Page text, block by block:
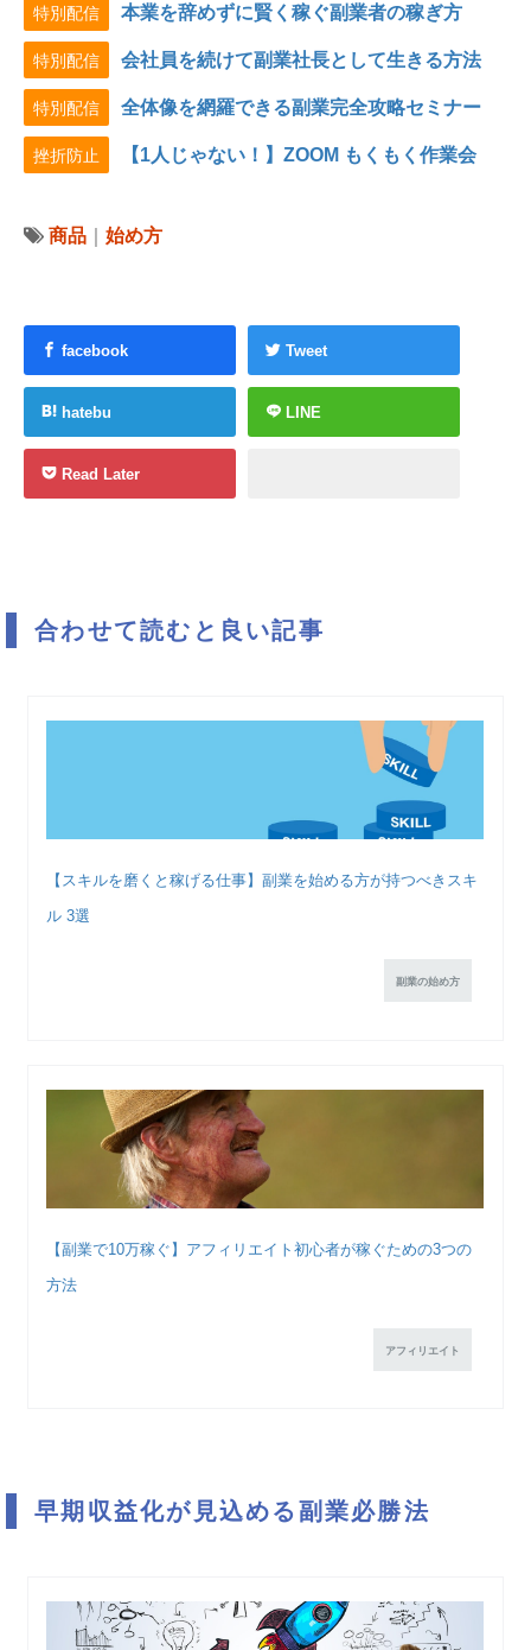
特別配信 本業を辞めずに賢く稼ぐ副業者の稼ぎ方
特別配信 会社員を続けて副業社長として生きる方法
特別配信 全体像を網羅できる副業完全攻略セミナー
挫折防止 【1人じゃない！】ZOOM もくもく作業会
商品 始め方
facebook Tweet
hatebu LINE
Read Later
合わせて読むと良い記事
【スキルを磨くと稼げる仕事】副業を始める方が持つべきスキ
ル 3選
副業の始め方
【副業で10万稼ぐ】アフィリエイト初心者が稼ぐための3つの
方法
アフィリエイト
早期収益化が見込める副業必勝法